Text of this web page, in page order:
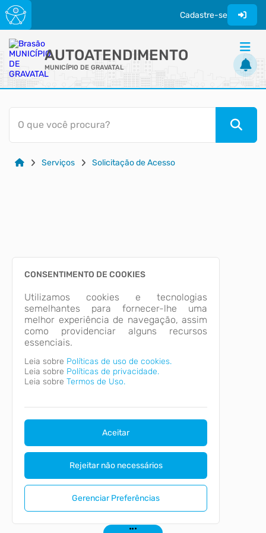
Cadastre-se
AUTOATENDIMENTO
MUNICÍPIO DE GRAVATAL
ACESSO RÁPIDO
Acessibilidade
Transparência
O que você procura?
Serviços Solicitação de Acesso
CONSENTIMENTO DE COOKIES
Utilizamos cookies e tecnologias
semelhantes para fornecer-lhe uma
melhor experiência de navegação, assim
como providenciar alguns recursos
essenciais.
Leia sobre Políticas de uso de cookies.
Leia sobre Políticas de privacidade.
Leia sobre Termos de Uso.
Aceitar
Rejeitar não necessários
Gerenciar Preferências